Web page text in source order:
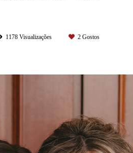
1178Visualizações 2Gostos